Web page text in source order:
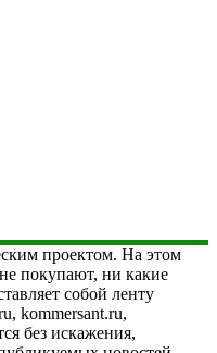
проектом. На этом
покупают, ни какие
собой ленту
kommersant.ru,
без искажения,